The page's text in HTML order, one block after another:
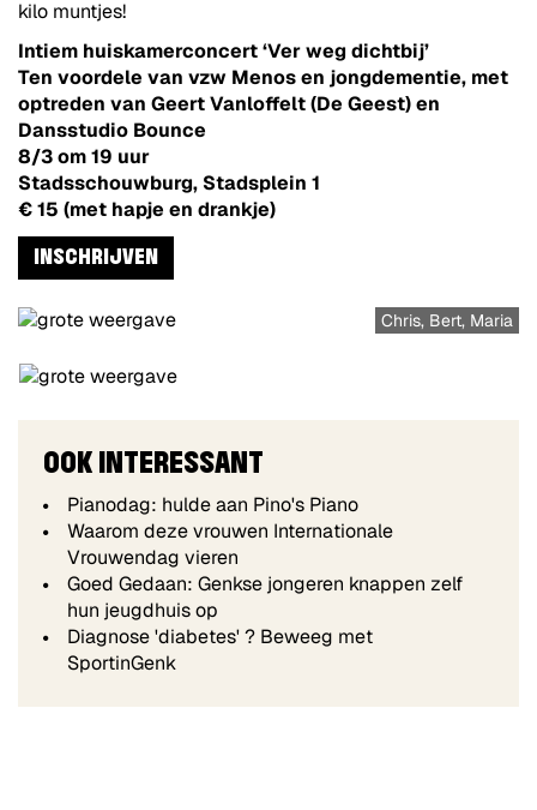
kilo muntjes!
Intiem huiskamerconcert ‘Ver weg dichtbij’
Ten voordele van vzw Menos en jongdementie, met
optreden van Geert Vanloffelt (De Geest) en
Dansstudio Bounce
8/3 om 19 uur
Stadsschouwburg, Stadsplein 1
€ 15 (met hapje en drankje)
INSCHRIJVEN
Chris, Bert, Maria
OOK INTERESSANT
Pianodag: hulde aan Pino's Piano
Waarom deze vrouwen Internationale
Vrouwendag vieren
Goed Gedaan: Genkse jongeren knappen zelf
hun jeugdhuis op
Diagnose 'diabetes' ? Beweeg met
SportinGenk